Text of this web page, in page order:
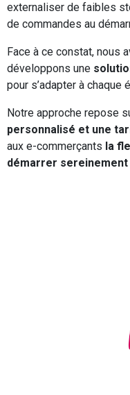
externaliser de faibles
de commandes au
Face à ce constat, nous
développons une
pour s’adapter à chaque
Notre approche repose
personnalisé et une
aux e-commerçants la
démarrer